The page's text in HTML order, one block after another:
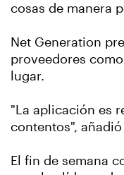
cosas de manera
Net Generation
proveedores
lugar.
"La aplicación es
contentos",
El fin de semana